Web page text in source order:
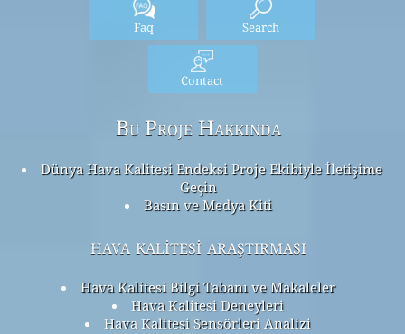
Faq Search
Contact
Bu Proje Hakkında
Dünya Hava Kalitesi Endeksi Proje Ekibiyle İletişime
Geçin
Basın ve Medya Kiti
hava kalitesi araştırması
Hava Kalitesi Bilgi Tabanı ve Makaleler
Hava Kalitesi Deneyleri
Hava Kalitesi Sensörleri Analizi